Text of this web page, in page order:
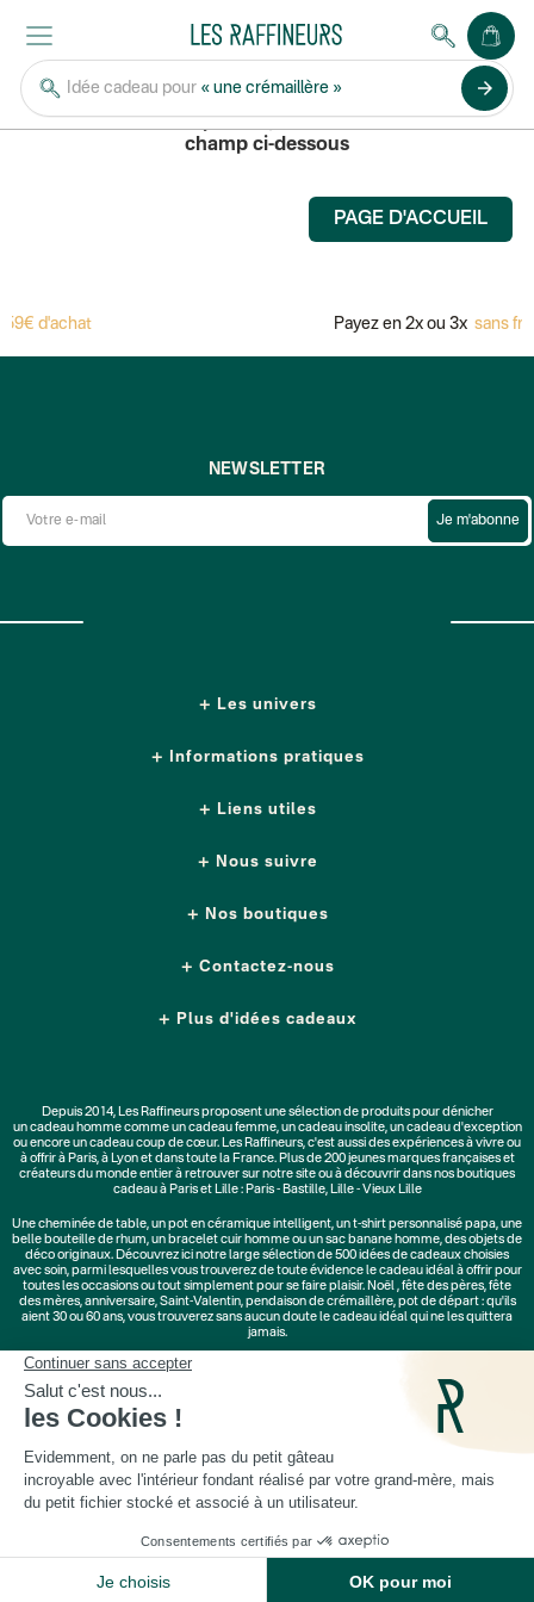
Idée cadeau pour « une crémaillère » arrow_forward
MAISON FERRAND
Pour rechercher un produit, saisissez son nom dans le
champ ci-dessous
PAGE D'ACCUEIL
d'achat Payez en 2x ou 3x sans
Les univers
Informations pratiques
Liens utiles
NEWSLETTER
Je m'abonne
Nous suivre
Nos boutiques
Contactez-nous
Plus d'idées cadeaux
Depuis 2014, Les Raffineurs proposent une sélection de produits pour dénicher
uncadeau hommecomme un cadeau femme, uncadeau insolite, uncadeau d'exception
ou encore un cadeau coup de cœur. Les Raffineurs, c'est aussi desexpériences à vivreou
à offrir à Paris, à Lyon et dans toute la France. Plus de200 jeunes marquesfrançaises et
créateurs du monde entier à retrouver sur notre site ou à découvrir dans nos boutiques
cadeau à Paris et Lille : Paris - Bastille, Lille - Vieux Lille
Unecheminée de table, unpot en céramique intelligent, unt-shirt personnalisé papa, une
belle bouteille de rhum, un bracelet cuir hommeou unsac banane homme, desobjets de
déco originaux. Découvrez ici notre large sélection de500 idées de cadeauxchoisies
avec soin, parmi lesquelles vous trouverez de toute évidence le cadeau idéal à offrir pour
toutes les occasions ou tout simplement pour se faire plaisir. Noël,fête des pères,fête
des mères,anniversaire,Saint-Valentin,pendaison de crémaillère, pot de départ : qu'ils
aient 30 ou 60 ans, vous trouverez sans aucun doute le cadeau idéal qui ne les quittera
jamais.
Cadeaux Saint-Valentin|Cadeaux Fête des Grands-Mères
Cadeaux Fête des Pères
Cadeaux Secret Santa
© Les Raffineurs 2014-2026 | Mentions légales-Cookies-Politique de confidentialité